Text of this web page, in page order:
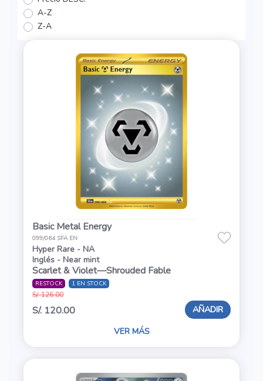
A-Z
Z-A
Basic Metal Energy
099/064 SFA EN
Hyper Rare - NA
Inglés - Near mint
Scarlet & Violet—Shrouded Fable
RESTOCK 1 EN STOCK
S/. 126.00
S/. 120.00 AÑADIR
VER MÁS